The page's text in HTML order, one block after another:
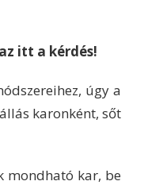
itt a kérdés!
úgy a
karonként, sőt
mondható kar, be